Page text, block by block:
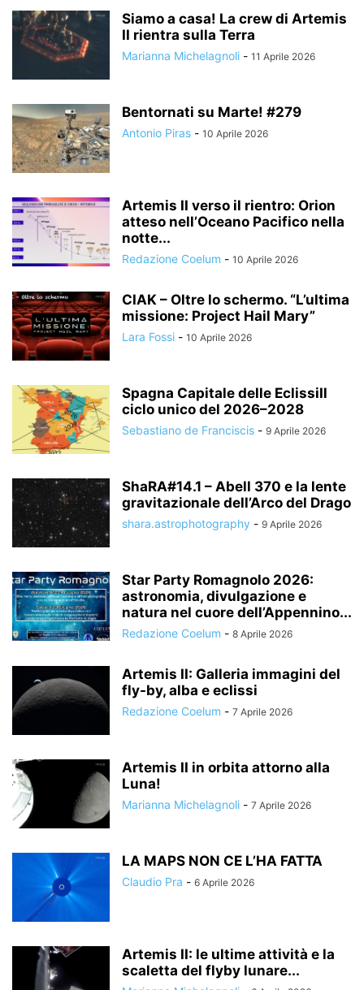
Siamo a casa! La crew di Artemis
II rientra sulla Terra
Marianna Michelagnoli - 11 Aprile 2026
Bentornati su Marte! #279
Antonio Piras - 10 Aprile 2026
Artemis II verso il rientro: Orion
atteso nell’Oceano Pacifico nella
notte...
Redazione Coelum - 10 Aprile 2026
CIAK – Oltre lo schermo. “L’ultima
missione: Project Hail Mary”
Lara Fossi - 10 Aprile 2026
Spagna Capitale delle EclissiIl
ciclo unico del 2026–2028
Sebastiano de Franciscis - 9 Aprile 2026
ShaRA#14.1 – Abell 370 e la lente
gravitazionale dell’Arco del Drago
shara.astrophotography - 9 Aprile 2026
Star Party Romagnolo 2026:
astronomia, divulgazione e
natura nel cuore dell’Appennino...
Redazione Coelum - 8 Aprile 2026
Artemis II: Galleria immagini del
fly-by, alba e eclissi
Redazione Coelum - 7 Aprile 2026
Artemis II in orbita attorno alla
Luna!
Marianna Michelagnoli - 7 Aprile 2026
LA MAPS NON CE L’HA FATTA
Claudio Pra - 6 Aprile 2026
Artemis II: le ultime attività e la
scaletta del flyby lunare...